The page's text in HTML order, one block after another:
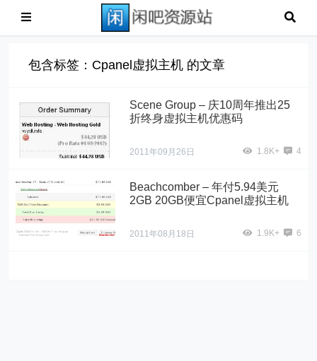
包含标签：Cpanel虚拟主机 的文章
Scene Group – 庆10周年推出25
折终身虚拟主机优惠码
2011年09月26日 1.8K+ 4
Beachcomber – 年付5.94美元
2GB 20GB便宜Cpanel虚拟主机
2011年08月18日 1.9K+ 6